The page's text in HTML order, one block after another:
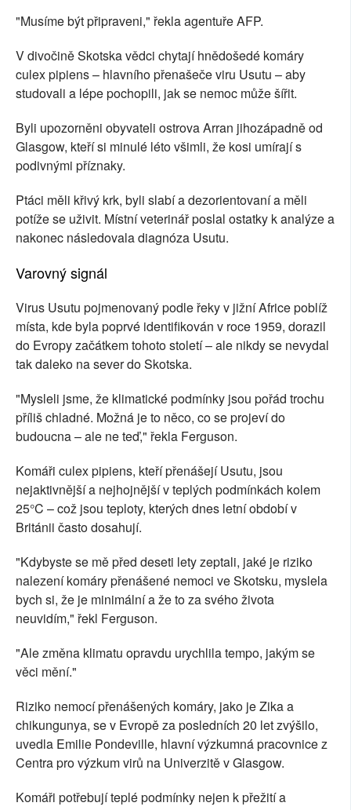
"Musíme být připraveni," řekla agentuře AFP.
V divočině Skotska vědci chytají hnědošedé komáry
culex pipiens – hlavního přenašeče viru Usutu – aby
studovali a lépe pochopili, jak se nemoc může šířit.
Byli upozorněni obyvateli ostrova Arran jihozápadně od
Glasgow, kteří si minulé léto všimli, že kosi umírají s
podivnými příznaky.
Ptáci měli křivý krk, byli slabí a dezorientovaní a měli
potíže se uživit. Místní veterinář poslal ostatky k analýze a
nakonec následovala diagnóza Usutu.
Varovný signál
Virus Usutu pojmenovaný podle řeky v jižní Africe poblíž
místa, kde byla poprvé identifikován v roce 1959, dorazil
do Evropy začátkem tohoto století – ale nikdy se nevydal
tak daleko na sever do Skotska.
"Mysleli jsme, že klimatické podmínky jsou pořád trochu
příliš chladné. Možná je to něco, co se projeví do
budoucna – ale ne teď," řekla Ferguson.
Komáři culex pipiens, kteří přenášejí Usutu, jsou
nejaktivnější a nejhojnější v teplých podmínkách kolem
25°C – což jsou teploty, kterých dnes letní období v
Británii často dosahují.
"Kdybyste se mě před deseti lety zeptali, jaké je riziko
nalezení komáry přenášené nemoci ve Skotsku, myslela
bych si, že je minimální a že to za svého života
neuvidím," řekl Ferguson.
"Ale změna klimatu opravdu urychlila tempo, jakým se
věci mění."
Riziko nemocí přenášených komáry, jako je Zika a
chikungunya, se v Evropě za posledních 20 let zvýšilo,
uvedla Emilie Pondeville, hlavní výzkumná pracovnice z
Centra pro výzkum virů na Univerzitě v Glasgow.
Komáři potřebují teplé podmínky nejen k přežití a